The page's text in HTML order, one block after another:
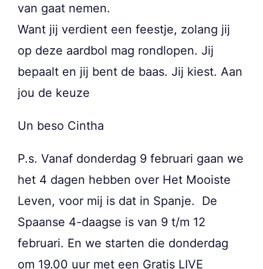
van gaat nemen.
Want jij verdient een feestje, zolang jij
op deze aardbol mag rondlopen. Jij
bepaalt en jij bent de baas. Jij kiest. Aan
jou de keuze
Un beso Cintha
P.s. Vanaf donderdag 9 februari gaan we
het 4 dagen hebben over Het Mooiste
Leven, voor mij is dat in Spanje. De
Spaanse 4-daagse is van 9 t/m 12
februari. En we starten die donderdag
om 19.00 uur met een Gratis LIVE